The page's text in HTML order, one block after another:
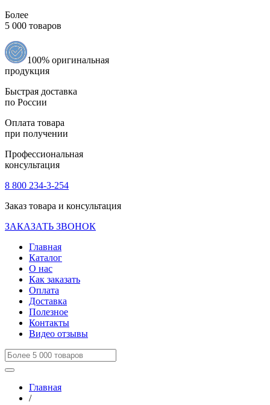
Более
5 000 товаров
100% оригинальная
продукция
Быстрая доставка
по России
Оплата товара
при получении
Профессиональная
консультация
8 800 234-3-254
Заказ товара и консультация
ЗАКАЗАТЬ ЗВОНОК
Главная
Каталог
О нас
Как заказать
Оплата
Доставка
Полезное
Контакты
Видео отзывы
Главная
/